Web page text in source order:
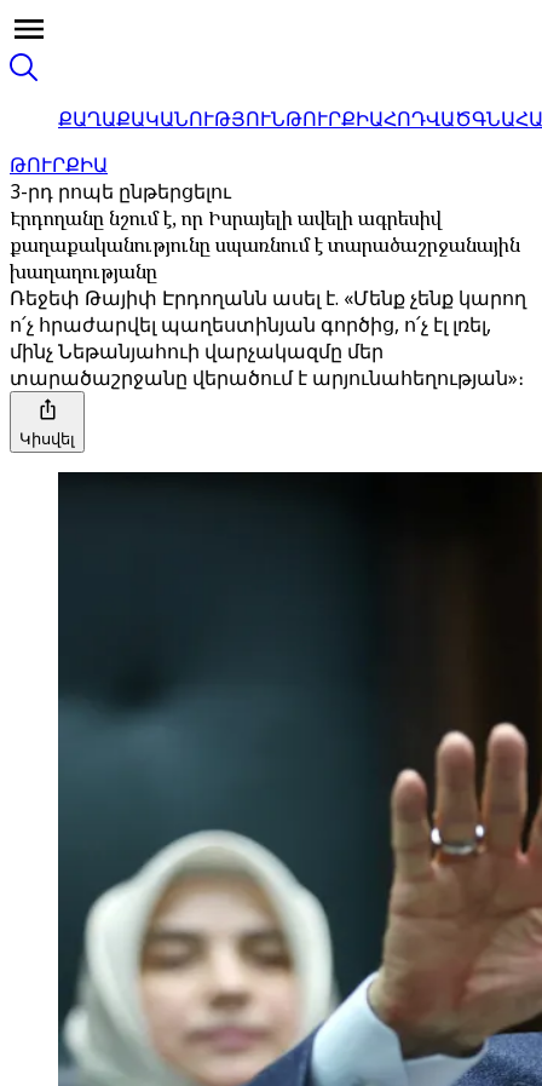
ՔԱՂԱՔԱԿԱՆՈՒԹՅՈՒՆԹՈՒՐՔԻԱՀՈԴՎԱԾ
ԹՈՒՐՔԻԱ
3-րդ րոպե ընթերցելու
Էրդողանը նշում է, որ Իսրայելի ավելի ագրեսիվ
քաղաքականությունը սպառնում է տարածաշրջանային
խաղաղությանը
Ռեջեփ Թայիփ Էրդողանն ասել է. «Մենք չենք կարող
ո՛չ հրաժարվել պաղեստինյան գործից, ո՛չ էլ լռել,
մինչ Նեթանյահուի վարչակազմը մեր
տարածաշրջանը վերածում է արյունահեղության»։
Կիսվել